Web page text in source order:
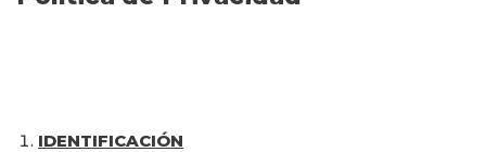
IDENTIFICACIÓN